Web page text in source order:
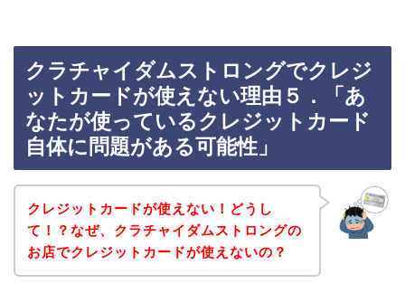
クラチャイダムストロングでクレジ
ットカードが使えない理由５．「あ
なたが使っているクレジットカード
自体に問題がある可能性」
クレジットカードが使えない！どうし
て！？なぜ、クラチャイダムストロングの
お店でクレジットカードが使えないの？